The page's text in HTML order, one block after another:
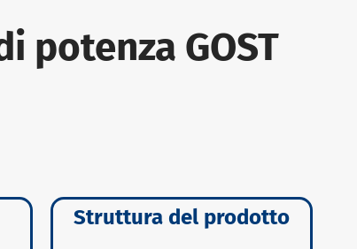
potenza GOST
Struttura del prodotto